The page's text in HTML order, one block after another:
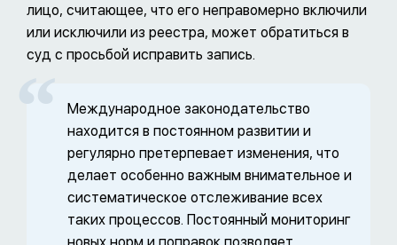
лицо, считающее, что его неправомерно включили
или исключили из реестра, может обратиться в
суд с просьбой исправить запись.
Международное законодательство
находится в постоянном развитии и
регулярно претерпевает изменения, что
делает особенно важным внимательное и
систематическое отслеживание всех
таких процессов. Постоянный мониторинг